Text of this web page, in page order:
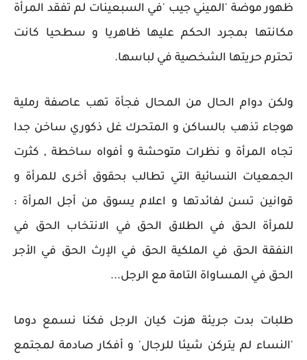
ظهور موضة 'الميني جيب 'في السبعينات لم تفقد المرأة
مكانتها بمجرد الحكم عليها ظاهريا و سطحيا كانت
تحترم حريتها الشخصية في لباسها.
ولكن دوام الحال من المحال فجأة تهب عاصفة رملية
هوجاء تذهب بالساكن و المتحرك غل ذكوري ساخن جدا
تجاه المرأة و نظرات متوحشة و أفواه ساخطة , كثرت
الجمعيات النسائية التي تطالب بحقوق أخرى للمرأة و
قوانين تسن لفائدتها و اعلام يسوق من أجل المرأة :
للمرأة الحق في الطلاق الحق في الانتخاب الحق في
النفقة الحق في الملكية الحق في الإرث الحق في الأجر
الحق في المساواة التامة مع الرجل...
طلبات بدت جريئة هزت كيان الرجل فكنا نسمع دوما
'النساء لم يتركن شيئا للرجال' و أفكار صادمة لمجتمع